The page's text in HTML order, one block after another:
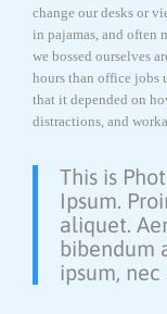
change our desks or
in pajamas, and often
we bossed ourselves
hours than office jobs
that it depended on
distractions, and
This is
Ipsum.
aliquet.
bibendum
ipsum,